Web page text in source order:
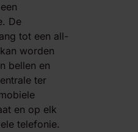
De
tot een all-
worden
bellen en
ter
en op elk
telefonie.